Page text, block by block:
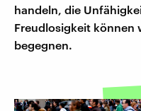
handeln, die
Freudlosigkeit können
begegnen.